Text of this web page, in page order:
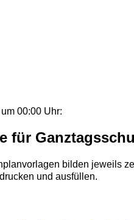
00:00 Uhr:
für
bilden jeweils
und ausfüllen.